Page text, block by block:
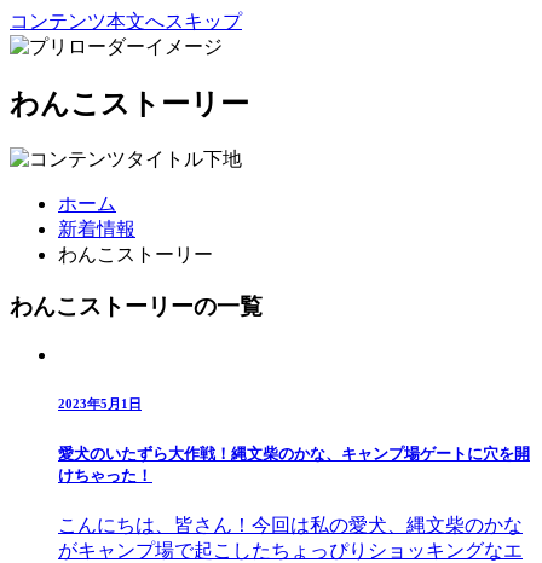
コンテンツ本文へスキップ
わんこストーリー
ホーム
新着情報
わんこストーリー
わんこストーリーの一覧
2023年5月1日
愛犬のいたずら大作戦！縄文柴のかな、キャンプ場ゲートに穴を開
けちゃった！
こんにちは、皆さん！今回は私の愛犬、縄文柴のかな
がキャンプ場で起こしたちょっぴりショッキングなエ